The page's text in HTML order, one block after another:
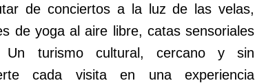
de conciertos a la luz de las velas,
de yoga al aire libre, catas sensoriales
Un turismo cultural, cercano y sin
cada visita en una experiencia